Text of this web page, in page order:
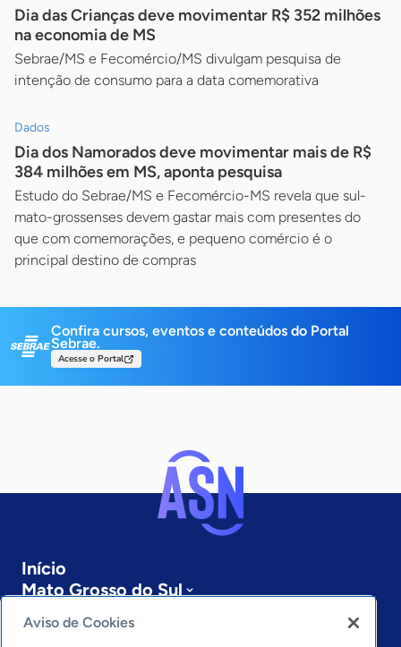
Dia das Crianças deve movimentar R$ 352 milhões
na economia de MS
Sebrae/MS e Fecomércio/MS divulgam pesquisa de
intenção de consumo para a data comemorativa
Dados
Dia dos Namorados deve movimentar mais de R$
384 milhões em MS, aponta pesquisa
Estudo do Sebrae/MS e Fecomércio-MS revela que sul-
mato-grossenses devem gastar mais com presentes do
que com comemorações, e pequeno comércio é o
principal destino de compras
Confira cursos, eventos e conteúdos do Portal
Sebrae.
Acesse o Portal
Início
Mato Grosso do Sul
Sobre a ASN
Últimas notícias
Aviso de Cookies